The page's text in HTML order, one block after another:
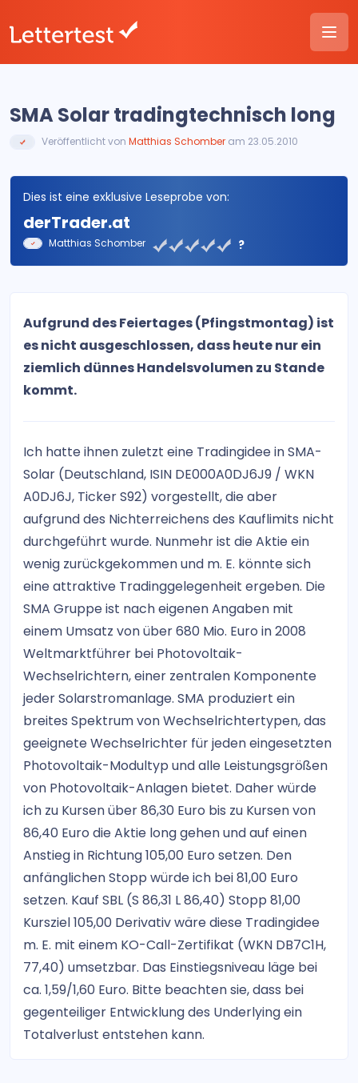
SMA Solar tradingtechnisch long
Veröffentlicht von Matthias Schomber am 23.05.2010
Dies ist eine exklusive Leseprobe von:
derTrader.at
Matthias Schomber ?
Aufgrund des Feiertages (Pfingstmontag) ist
es nicht ausgeschlossen, dass heute nur ein
ziemlich dünnes Handelsvolumen zu Stande
kommt.
Ich hatte ihnen zuletzt eine Tradingidee in SMA-
Solar (Deutschland, ISIN DE000A0DJ6J9 / WKN
A0DJ6J, Ticker S92) vorgestellt, die aber
aufgrund des Nichterreichens des Kauflimits nicht
durchgeführt wurde. Nunmehr ist die Aktie ein
wenig zurückgekommen und m. E. könnte sich
eine attraktive Tradinggelegenheit ergeben. Die
SMA Gruppe ist nach eigenen Angaben mit
einem Umsatz von über 680 Mio. Euro in 2008
Weltmarktführer bei Photovoltaik-
Wechselrichtern, einer zentralen Komponente
jeder Solarstromanlage. SMA produziert ein
breites Spektrum von Wechselrichtertypen, das
geeignete Wechselrichter für jeden eingesetzten
Photovoltaik-Modultyp und alle Leistungsgrößen
von Photovoltaik-Anlagen bietet. Daher würde
ich zu Kursen über 86,30 Euro bis zu Kursen von
86,40 Euro die Aktie long gehen und auf einen
Anstieg in Richtung 105,00 Euro setzen. Den
anfänglichen Stopp würde ich bei 81,00 Euro
setzen. Kauf SBL (S 86,31 L 86,40) Stopp 81,00
Kursziel 105,00 Derivativ wäre diese Tradingidee
m. E. mit einem KO-Call-Zertifikat (WKN DB7C1H,
77,40) umsetzbar. Das Einstiegsniveau läge bei
ca. 1,59/1,60 Euro. Bitte beachten sie, dass bei
gegenteiliger Entwicklung des Underlying ein
Totalverlust entstehen kann.